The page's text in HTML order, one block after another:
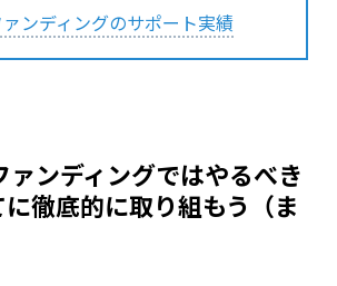
ンディングのサポート実績
ァンディングではやるべき
に徹底的に取り組もう（ま